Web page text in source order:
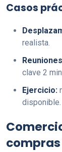
Casos
realista.
clave 2
Ejercicio:
disponible.